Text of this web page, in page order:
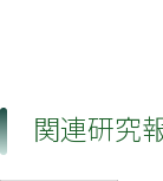
関連研究